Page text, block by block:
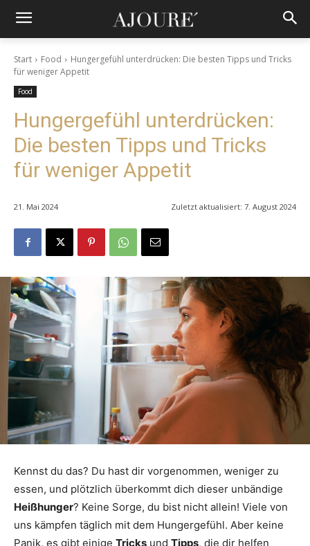
Start Food
Hungergefühl unterdrücken: Die besten Tipps und Tricks
für weniger Appetit
Food
Hungergefühl unterdrücken:
Die besten Tipps und Tricks
für weniger Appetit
21. Mai 2024 Zuletzt aktualisiert: 7. August 2024
Kennst du das? Du hast dir vorgenommen, weniger zu
essen, und plötzlich überkommt dich dieser unbändige
Heißhunger? Keine Sorge, du bist nicht allein! Viele von
uns kämpfen täglich mit dem Hungergefühl. Aber keine
Panik, es gibt einige Tricks und Tipps, die dir helfen